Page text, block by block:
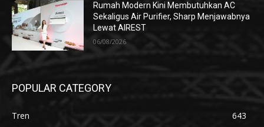
Rumah Modern Kini Membutuhkan AC
Sekaligus Air Purifier, Sharp Menjawabnya
Lewat AIREST
06/08/2026
POPULAR CATEGORY
Tren
643